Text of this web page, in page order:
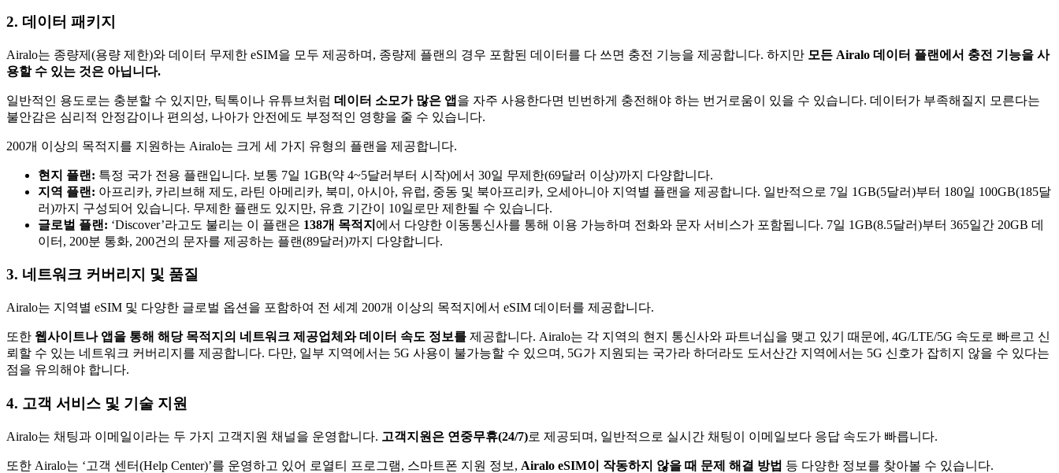
2. 데이터 패키지
Airalo는 종량제(용량 제한)와 데이터 무제한 eSIM을 모두 제공하며, 종량제 플랜의 경우 포함된 데이터를 다 쓰면 충전 기능을 제공합니다. 하지만 모든 Airalo 데이터 플랜에서 충전 기능을 사
용할 수 있는 것은 아닙니다.
일반적인 용도로는 충분할 수 있지만, 틱톡이나 유튜브처럼 데이터 소모가 많은 앱 을 자주 사용한다면 빈번하게 충전해야 하는 번거로움이 있을 수 있습니다. 데이터가 부족해질지 모른다는
불안감은 심리적 안정감이나 편의성, 나아가 안전에도 부정적인 영향을 줄 수 있습니다.
200개 이상의 목적지를 지원하는 Airalo는 크게 세 가지 유형의 플랜을 제공합니다.
현지 플랜: 특정 국가 전용 플랜입니다. 보통 7일 1GB(약 4~5달러부터 시작)에서 30일 무제한(69달러 이상)까지 다양합니다.
지역 플랜: 아프리카, 카리브해 제도, 라틴 아메리카, 북미, 아시아, 유럽, 중동 및 북아프리카, 오세아니아 지역별 플랜을 제공합니다. 일반적으로 7일 1GB(5달러)부터 180일 100GB(185달
러)까지 구성되어 있습니다. 무제한 플랜도 있지만, 유효 기간이 10일로만 제한될 수 있습니다.
글로벌 플랜: ‘Discover’라고도 불리는 이 플랜은 138개 목적지 에서 다양한 이동통신사를 통해 이용 가능하며 전화와 문자 서비스가 포함됩니다. 7일 1GB(8.5달러)부터 365일간 20GB 데
이터, 200분 통화, 200건의 문자를 제공하는 플랜(89달러)까지 다양합니다.
3. 네트워크 커버리지 및 품질
Airalo는 지역별 eSIM 및 다양한 글로벌 옵션을 포함하여 전 세계 200개 이상의 목적지에서 eSIM 데이터를 제공합니다.
또한 웹사이트나 앱을 통해 해당 목적지의 네트워크 제공업체와 데이터 속도 정보를 제공합니다. Airalo는 각 지역의 현지 통신사와 파트너십을 맺고 있기 때문에, 4G/LTE/5G 속도로 빠르고 신
뢰할 수 있는 네트워크 커버리지를 제공합니다. 다만, 일부 지역에서는 5G 사용이 불가능할 수 있으며, 5G가 지원되는 국가라 하더라도 도서산간 지역에서는 5G 신호가 잡히지 않을 수 있다는
점을 유의해야 합니다.
4. 고객 서비스 및 기술 지원
Airalo는 채팅과 이메일이라는 두 가지 고객지원 채널을 운영합니다. 고객지원은 연중무휴(24/7)로 제공되며, 일반적으로 실시간 채팅이 이메일보다 응답 속도가 빠릅니다.
또한 Airalo는 ‘고객 센터(Help Center)’를 운영하고 있어 로열티 프로그램, 스마트폰 지원 정보, Airalo eSIM이 작동하지 않을 때 문제 해결 방법 등 다양한 정보를 찾아볼 수 있습니다.